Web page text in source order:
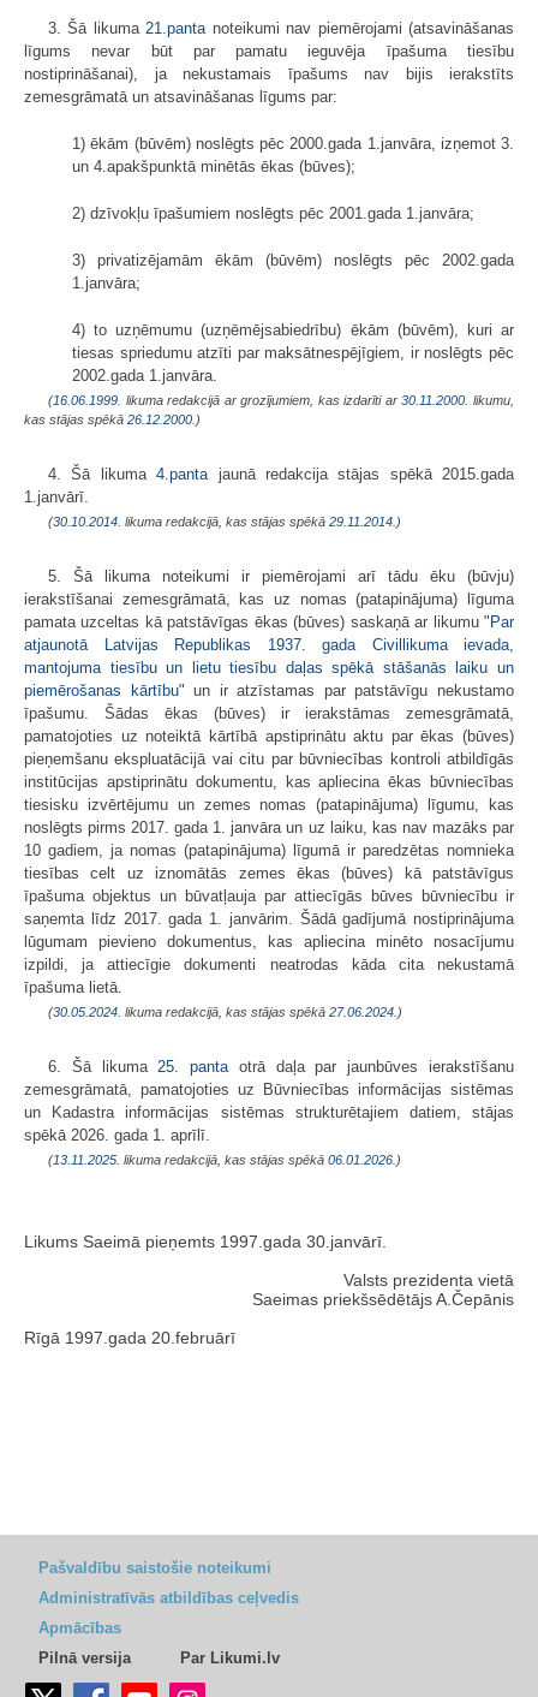
3. Šā likuma21.pantanoteikumi nav piemērojami (atsavināšanas
līgums nevar būt par pamatu ieguvēja īpašuma tiesību
nostiprināšanai), ja nekustamais īpašums nav bijis ierakstīts
zemesgrāmatā un atsavināšanas līgums par:
1) ēkām (būvēm) noslēgts pēc 2000.gada 1.janvāra, izņemot 3.
un 4.apakšpunktā minētās ēkas (būves);
2) dzīvokļu īpašumiem noslēgts pēc 2001.gada 1.janvāra;
3) privatizējamām ēkām (būvēm) noslēgts pēc 2002.gada
1.janvāra;
4) to uzņēmumu (uzņēmējsabiedrību) ēkām (būvēm), kuri ar
tiesas spriedumu atzīti par maksātnespējīgiem, ir noslēgts pēc
2002.gada 1.janvāra.
(16.06.1999 . likuma redakcijā ar grozījumiem, kas izdarīti ar30.11.2000 . likumu,
kas stājas spēkā 26.12.2000. )
4. Šā likuma4.pantajaunā redakcija stājas spēkā 2015.gada
1.janvārī.
(30.10.2014 . likuma redakcijā, kas stājas spēkā 29.11.2014. )
5. Šā likuma noteikumi ir piemērojami arī tādu ēku (būvju)
ierakstīšanai zemesgrāmatā, kas uz nomas (patapinājuma) līguma
pamata uzceltas kā patstāvīgas ēkas (būves) saskaņā ar likumu " Par
atjaunotā Latvijas Republikas 1937. gada Civillikuma ievada,
mantojuma tiesību un lietu tiesību daļas spēkā stāšanās laiku un
piemērošanas kārtību" un ir atzīstamas par patstāvīgu nekustamo
īpašumu. Šādas ēkas (būves) ir ierakstāmas zemesgrāmatā,
pamatojoties uz noteiktā kārtībā apstiprinātu aktu par ēkas (būves)
pieņemšanu ekspluatācijā vai citu par būvniecības kontroli atbildīgās
institūcijas apstiprinātu dokumentu, kas apliecina ēkas būvniecības
tiesisku izvērtējumu un zemes nomas (patapinājuma) līgumu, kas
noslēgts pirms 2017. gada 1. janvāra un uz laiku, kas nav mazāks par
10 gadiem, ja nomas (patapinājuma) līgumā ir paredzētas nomnieka
tiesības celt uz iznomātās zemes ēkas (būves) kā patstāvīgus
īpašuma objektus un būvatļauja par attiecīgās būves būvniecību ir
saņemta līdz 2017. gada 1. janvārim. Šādā gadījumā nostiprinājuma
lūgumam pievieno dokumentus, kas apliecina minēto nosacījumu
izpildi, ja attiecīgie dokumenti neatrodas kāda cita nekustamā
īpašuma lietā.
(30.05.2024 . likuma redakcijā, kas stājas spēkā 27.06.2024. )
6. Šā likuma25. pantaotrā daļa par jaunbūves ierakstīšanu
zemesgrāmatā, pamatojoties uz Būvniecības informācijas sistēmas
un Kadastra informācijas sistēmas strukturētajiem datiem, stājas
spēkā 2026. gada 1. aprīlī.
(13.11.2025 . likuma redakcijā, kas stājas spēkā 06.01.2026. )
Likums Saeimā pieņemts 1997.gada 30.janvārī.
Valsts prezidenta vietā
Saeimas priekšsēdētājs A.Čepānis
Rīgā 1997.gada 20.februārī
Pašvaldību saistošie noteikumi
Administratīvās atbildības ceļvedis
Apmācības
Pilnā versija
Par Likumi.lv